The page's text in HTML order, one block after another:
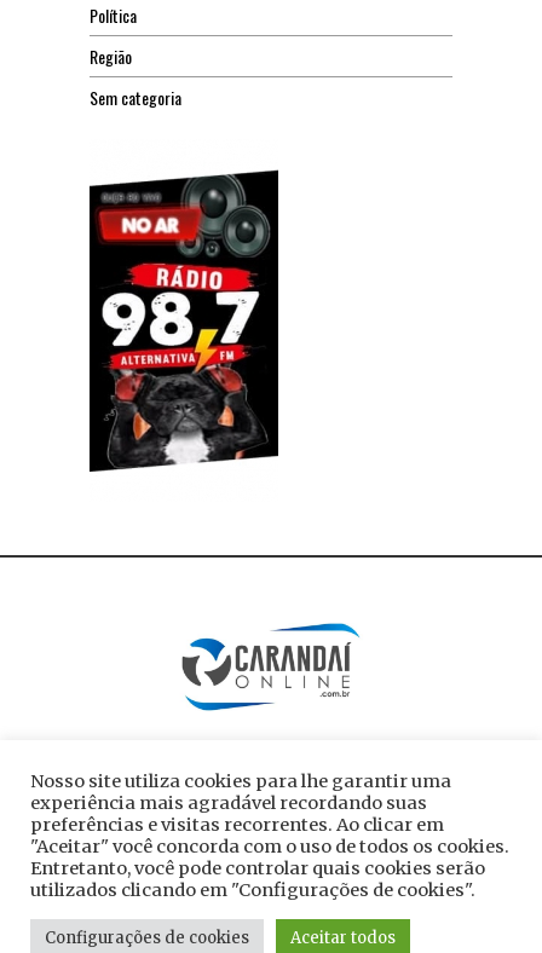
Política
Região
Sem categoria
Todos os direitos reservados ao site
Nosso site utiliza cookies para lhe garantir uma
experiência mais agradável recordando suas
preferências e visitas recorrentes. Ao clicar em
"Aceitar" você concorda com o uso de todos os cookies.
Entretanto, você pode controlar quais cookies serão
utilizados clicando em "Configurações de cookies".
Configurações de cookies Aceitar todos